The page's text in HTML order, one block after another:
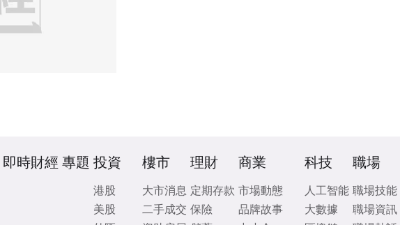
即時財經 專題 投資
港股
美股
樓市
大市消息
二手成交
理財
定期存款
保險
商業
市場動態
品牌故事
科技
人工智能
大數據
職場
職場技能
職場資訊